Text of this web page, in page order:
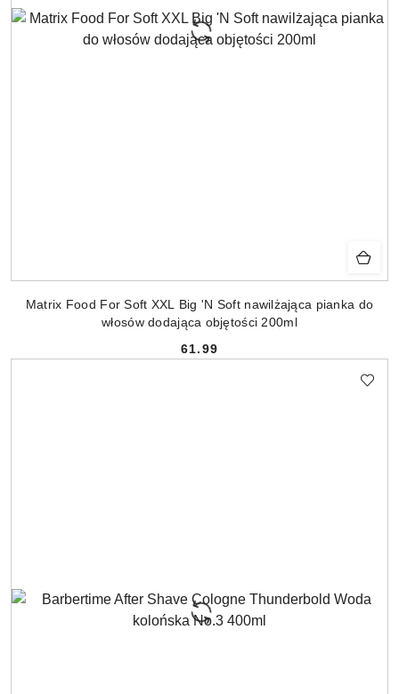
Matrix Food For Soft XXL Big 'N Soft nawilżająca pianka do
włosów dodająca objętości 200ml
Cena:
61.99